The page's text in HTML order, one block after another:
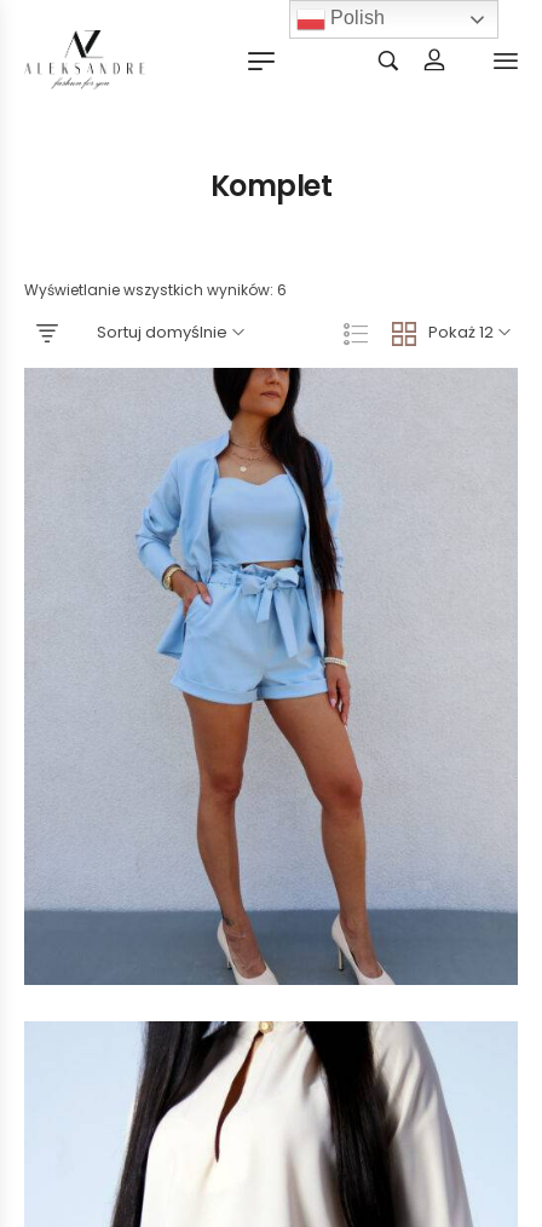
Komplet
Wyświetlanie wszystkich wyników: 6
Pokaż 12
Sortuj domyślnie
Polish